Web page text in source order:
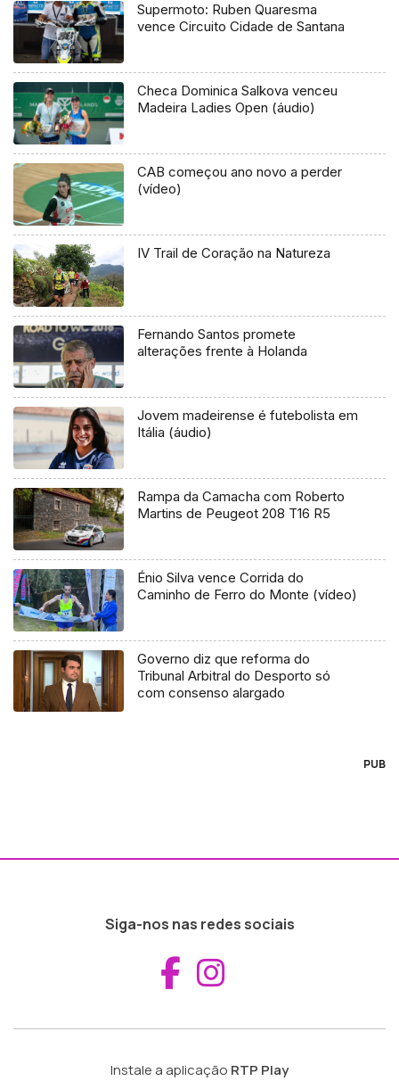
Supermoto: Ruben Quaresma
vence Circuito Cidade de Santana
Checa Dominica Salkova venceu
Madeira Ladies Open (áudio)
CAB começou ano novo a perder
(vídeo)
IV Trail de Coração na Natureza
Fernando Santos promete
alterações frente à Holanda
Jovem madeirense é futebolista em
Itália (áudio)
Rampa da Camacha com Roberto
Martins de Peugeot 208 T16 R5
Énio Silva vence Corrida do
Caminho de Ferro do Monte (vídeo)
Governo diz que reforma do
Tribunal Arbitral do Desporto só
com consenso alargado
PUB
Siga-nos nas redes sociais
Aceder ao
Instale a aplicação RTP Play